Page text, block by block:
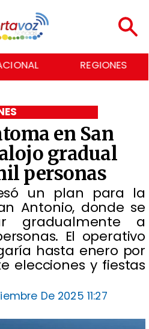
REGIONES
en San
gradual
personas
un plan para la
Antonio, donde se
gradualmente a
El operativo
hasta enero por
elecciones y fiestas
De 2025 11:27